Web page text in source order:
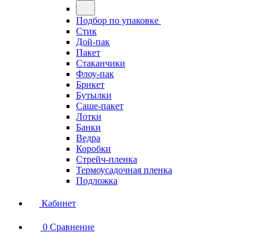
Подбор по упаковке
Стик
Дой-пак
Пакет
Стаканчики
Флоу-пак
Брикет
Бутылки
Саше-пакет
Лотки
Банки
Ведра
Коробки
Стрейч-пленка
Термоусадочная пленка
Подложка
Кабинет
0 Сравнение